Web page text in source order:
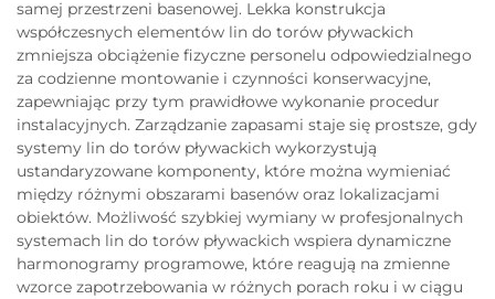
samej przestrzeni basenowej. Lekka konstrukcja
współczesnych elementów lin do torów pływackich
zmniejsza obciążenie fizyczne personelu odpowiedzialnego
za codzienne montowanie i czynności konserwacyjne,
zapewniając przy tym prawidłowe wykonanie procedur
instalacyjnych. Zarządzanie zapasami staje się prostsze, gdy
systemy lin do torów pływackich wykorzystują
ustandaryzowane komponenty, które można wymieniać
między różnymi obszarami basenów oraz lokalizacjami
obiektów. Możliwość szybkiej wymiany w profesjonalnych
systemach lin do torów pływackich wspiera dynamiczne
harmonogramy programowe, które reagują na zmienne
wzorce zapotrzebowania w różnych porach roku i w ciągu